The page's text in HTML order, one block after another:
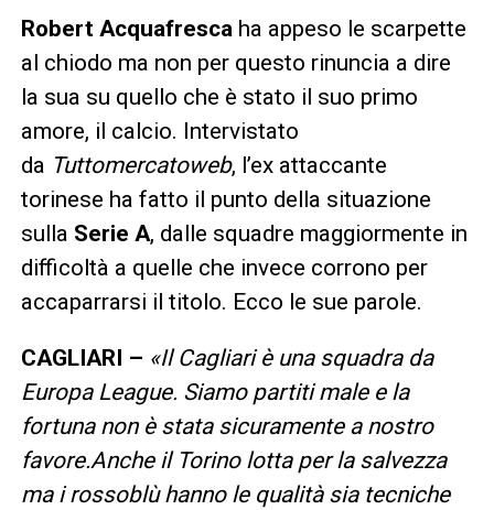
Robert Acquafrescaha appeso le scarpette
al chiodo ma non per questo rinuncia a dire
la sua su quello che è stato il suo primo
amore, il calcio. Intervistato
da Tuttomercatoweb, l’ex attaccante
torinese ha fatto il punto della situazione
sulla Serie A, dalle squadre maggiormente in
difficoltà a quelle che invece corrono per
accaparrarsi il titolo. Ecco le sue parole.
CAGLIARI – «Il Cagliari è una squadra da
Europa League. Siamo partiti male e la
fortuna non è stata sicuramente a nostro
favore.Anche il Torino lotta per la salvezza
ma i rossoblù hanno le qualità sia tecniche